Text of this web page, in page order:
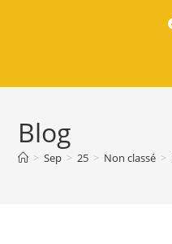
Blog
> Sep > 25 > Non classé >